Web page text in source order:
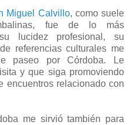
Miguel Calvillo, como suele
fue de lo más
lucidez profesional, su
referencias culturales me
paseo por Córdoba. Le
y que siga promoviendo
encuentros relacionado con
me sirvió también para